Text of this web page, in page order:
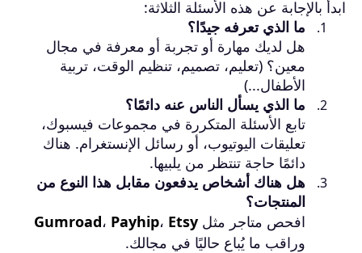
ابدأ بالإجابة عن هذه الأسئلة الثلاثة:
ما الذي تعرفه جيدًا؟
هل لديك مهارة أو تجربة أو معرفة في مجال
معين؟ (تعليم، تصميم، تنظيم الوقت، تربية
الأطفال...)
ما الذي يسأل الناس عنه دائمًا؟
تابع الأسئلة المتكررة في مجموعات فيسبوك،
تعليقات اليوتيوب، أو رسائل الإنستغرام. هناك
دائمًا حاجة تنتظر من يلبيها.
هل هناك أشخاص يدفعون مقابل هذا النوع من
المنتجات؟
افحص متاجر مثل
Gumroad، Payhip، Etsy
وراقب ما يُباع حاليًا في مجالك.